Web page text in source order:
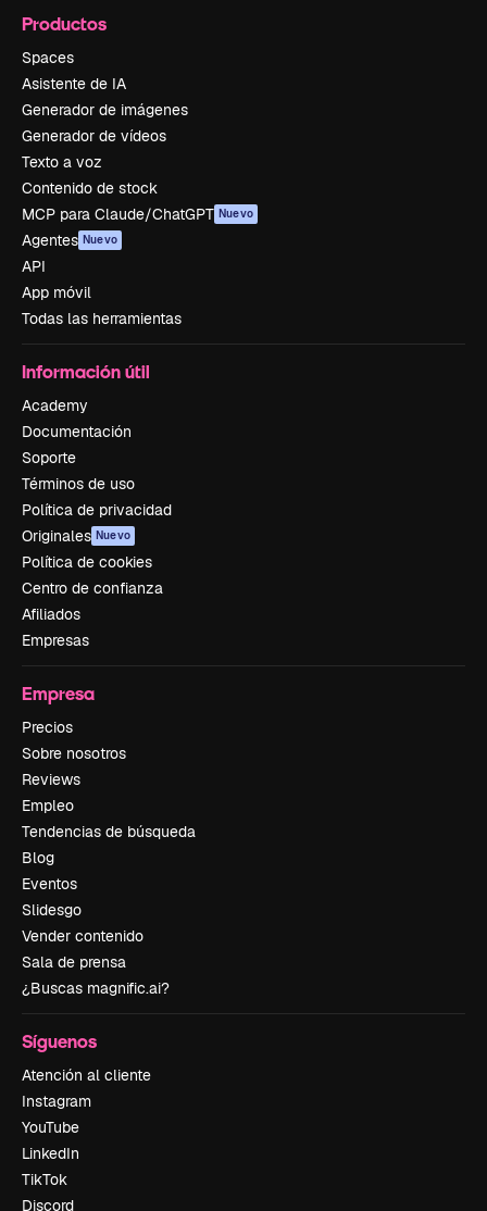
Productos
Spaces
Asistente de IA
Generador de imágenes
Generador de vídeos
Texto a voz
Contenido de stock
MCP para Claude/ChatGPT Nuevo
Agentes Nuevo
API
App móvil
Todas las herramientas
Información útil
Academy
Documentación
Soporte
Términos de uso
Política de privacidad
Originales Nuevo
Política de cookies
Centro de confianza
Afiliados
Empresas
Empresa
Precios
Sobre nosotros
Reviews
Empleo
Tendencias de búsqueda
Blog
Eventos
Slidesgo
Vender contenido
Sala de prensa
¿Buscas magnific.ai?
Síguenos
Atención al cliente
Instagram
YouTube
LinkedIn
TikTok
Discord